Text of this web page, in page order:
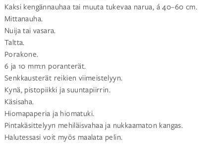
Kaksi kengännauhaa tai muuta tukevaa narua, á 40–60 cm.
Mittanauha.
Nuija tai vasara.
Taltta.
Porakone.
6 ja 10 mm:n poranterät.
Senkkausterät reikien viimeistelyyn.
Kynä, pistopiikki ja suuntapiirrin.
Käsisaha.
Hiomapaperia ja hiomatuki.
Pintakäsittelyyn mehiläisvahaa ja nukkaamaton kangas.
Halutessasi voit myös maalata pelin.